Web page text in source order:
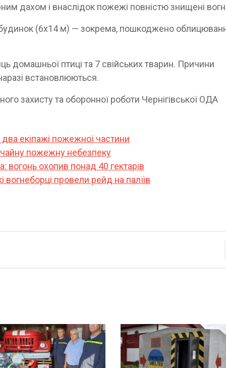
дахом і внаслідок пожежі повністю знищені
(6х14 м) — зокрема, пошкоджено
домашньої птиці та 7 свійських тварин. Причини
встановлюються.
захисту та оборонної роботи Чернігівської ОДА
екіпажі пожежної частини
пожежну небезпеку
охопив понад 40 гектарів
вогнеборці провели рейд на палїів